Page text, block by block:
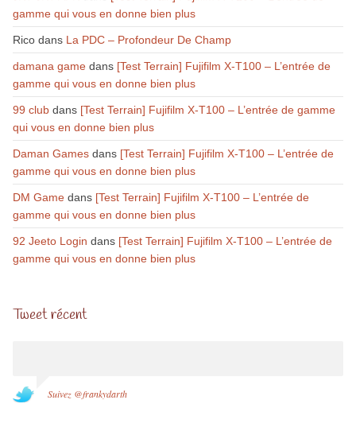
gamme qui vous en donne bien plus
Ricodans La PDC – Profondeur De Champ
damana gamedans [Test Terrain] Fujifilm X-T100 – L’entrée de
gamme qui vous en donne bien plus
99 clubdans [Test Terrain] Fujifilm X-T100 – L’entrée de gamme
qui vous en donne bien plus
Daman Gamesdans [Test Terrain] Fujifilm X-T100 – L’entrée de
gamme qui vous en donne bien plus
DM Gamedans [Test Terrain] Fujifilm X-T100 – L’entrée de
gamme qui vous en donne bien plus
92 Jeeto Login dans [Test Terrain] Fujifilm X-T100 – L’entrée de
gamme qui vous en donne bien plus
Tweet récent
Suivez @frankydarth